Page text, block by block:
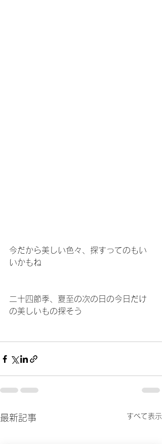
今だから美しい色々、探すってのもい
いかもね
二十四節季、夏至の次の日の今日だけ
の美しいもの探そう
最新記事 すべて表示